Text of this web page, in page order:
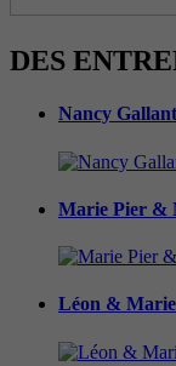
DES
Nancy Gallant
Marie Pier &
Léon &